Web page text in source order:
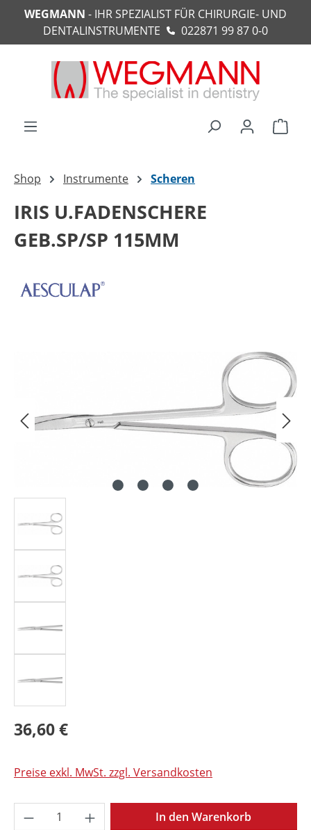
springen
WEGMANN - IHR SPEZIALIST FÜR CHIRURGIE- UND
DENTALINSTRUMENTE
022871 99 87 0-0
Shop Instrumente Scheren
IRIS U.FADENSCHERE
GEB.SP/SP 115MM
36,60 €
Preise exkl. MwSt. zzgl. Versandkosten
Produkt Anzahl: Gib den gewünschten
In den Warenkorb